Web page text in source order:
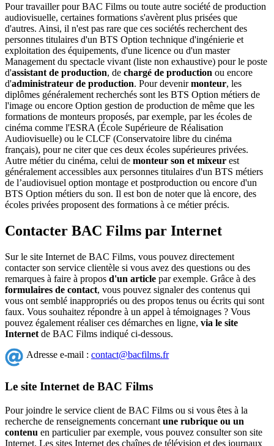
Pour travailler pour BAC Films ou toute autre société de production
audiovisuelle, certaines formations s'avèrent plus prisées que
d'autres. Ainsi, il n'est pas rare que ces sociétés recherchent des
personnes titulaires d'un BTS Option technique d'ingénierie et
exploitation des équipements, d'une licence ou d'un master
Management du spectacle vivant (liste non exhaustive) pour le poste
d'assistant de production, de chargé de production ou encore
d'administrateur de production. Pour devenirmonteur, les
diplômes généralement recherchés sont les BTS Option métiers de
l'image ou encore Option gestion de production de même que les
formations de monteurs proposés, par exemple, par les écoles de
cinéma comme l'ESRA (École Supérieure de Réalisation
Audiovisuelle) ou le CLCF (Conservatoire libre du cinéma
français), pour ne citer que ces deux écoles supérieures privées.
Autre métier du cinéma, celui de monteur son et mixeur est
généralement accessibles aux personnes titulaires d'un BTS métiers
de l’audiovisuel option montage et postproduction ou encore d'un
BTS Option métiers du son. Il est bon de noter que là encore, des
écoles privées proposent des formations à ce métier précis.
Contacter BAC Films par Internet
Sur le site Internet de BAC Films, vous pouvez directement
contacter son service clientèle si vous avez des questions ou des
remarques à faire à propos d'un article par exemple. Grâce à des
formulaires de contact, vous pouvez signaler des contenus qui
vous ont semblé inappropriés ou des propos tenus ou écrits qui sont
faux. Vous souhaitez répondre à un appel à témoignages ? Vous
pouvez également réaliser ces démarches en ligne, via le site
Internet de BAC Films indiqué ci-dessous.
Adresse e-mail : contact@bacfilms.fr
Le site Internet de BAC Films
Pour joindre le service client de BAC Films ou si vous êtes à la
recherche de renseignements concernant une rubrique ou un
contenu en particulier par exemple, vous pouvez consulter son site
Internet. Les sites Internet des chaînes de télévision et des journaux